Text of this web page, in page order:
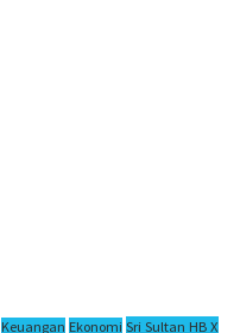
Keuangan Ekonomi Sri Sultan HB X